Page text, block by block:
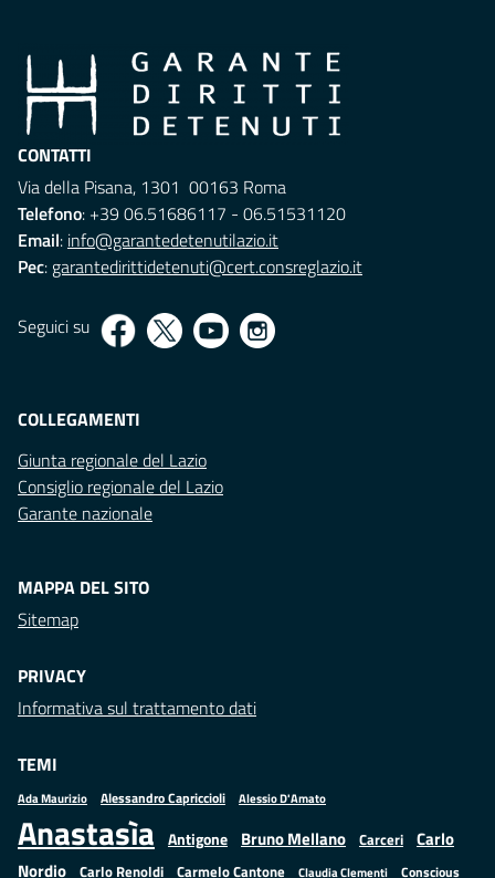
CONTATTI
Via della Pisana, 1301 00163 Roma
Telefono: +39 06.51686117 - 06.51531120
Email: info@garantedetenutilazio.it
Pec: garantedirittidetenuti@cert.consreglazio.it
Seguici su
COLLEGAMENTI
Giunta regionale del Lazio
Consiglio regionale del Lazio
Garante nazionale
MAPPA DEL SITO
Sitemap
PRIVACY
Informativa sul trattamento dati
TEMI
Ada Maurizio Alessandro Capriccioli Alessio D'Amato
Anastasìa Antigone Bruno Mellano Carceri
Carlo
Nordio Carlo Renoldi Carmelo Cantone Claudia Clementi Conscious